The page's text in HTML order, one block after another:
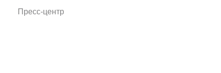
Пресс-центр